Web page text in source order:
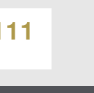
連絡願いま